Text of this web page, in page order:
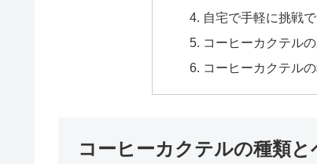
自宅で手軽に挑戦
コーヒーカクテル
コーヒーカクテル
コーヒーカクテルの種類